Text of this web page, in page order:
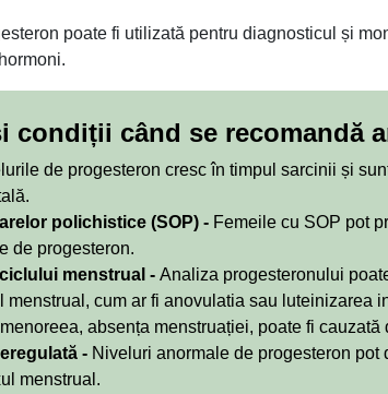
poate fi utilizată pentru diagnosticul și
condiții când se recomandă
de progesteron cresc în timpul sarcinii și
polichistice (SOP) - Femeile cu SOP pot
de progesteron.
menstrual - Analiza progesteronului
menstrual, cum ar fi anovulatia sau luteinizarea
absența menstruației, poate fi
- Niveluri anormale de progesteron
menstrual.